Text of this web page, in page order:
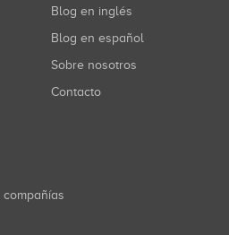
Blog en inglés
Blog en español
Sobre nosotros
Contacto
compañías